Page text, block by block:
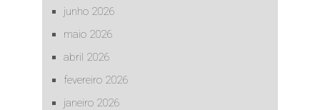
junho 2026
maio 2026
abril 2026
fevereiro 2026
janeiro 2026